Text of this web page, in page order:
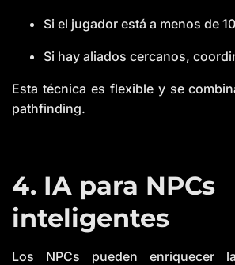
Si el jugador está a menos de
Si hay aliados cercanos,
Esta técnica es flexible y se
pathfinding.
4. IA para NPCs
inteligentes
Los NPCs pueden enriquecer